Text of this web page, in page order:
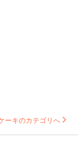
ーキのカテゴリへ